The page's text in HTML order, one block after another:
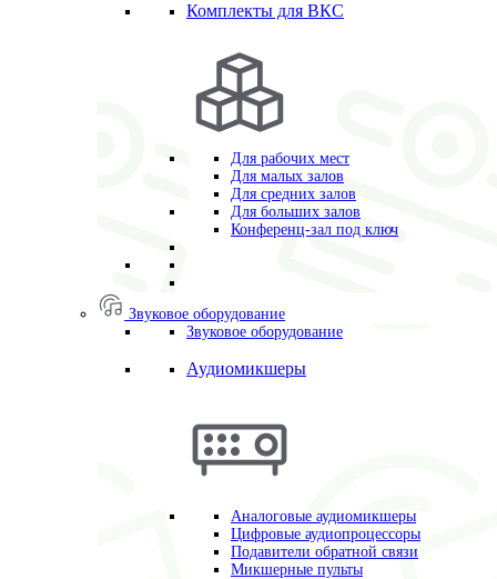
Комплекты для ВКС
Для рабочих мест
Для малых залов
Для средних залов
Для больших залов
Конференц-зал под ключ
Звуковое оборудование
Звуковое оборудование
Аудиомикшеры
Аналоговые аудиомикшеры
Цифровые аудиопроцессоры
Подавители обратной связи
Микшерные пульты